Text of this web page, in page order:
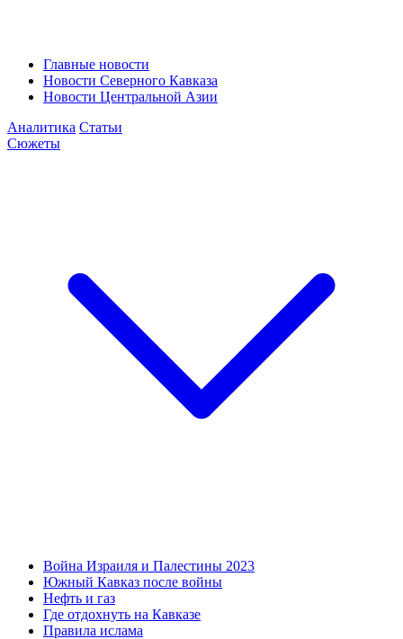
Главные новости
Новости Северного Кавказа
Новости Центральной Азии
Аналитика Статьи
Сюжеты
Война Израиля и Палестины 2023
Южный Кавказ после войны
Нефть и газ
Где отдохнуть на Кавказе
Правила ислама